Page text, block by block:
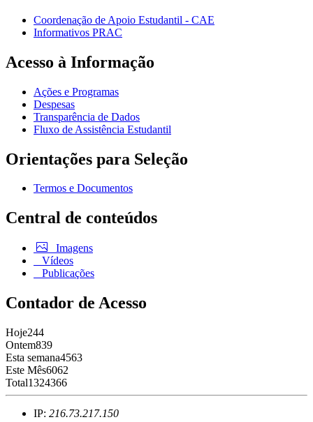
Coordenação de Apoio Estudantil - CAE
Informativos PRAC
Acesso à Informação
Ações e Programas
Despesas
Transparência de Dados
Fluxo de Assistência Estudantil
Orientações para Seleção
Termos e Documentos
Central de conteúdos
Imagens
Vídeos
Publicações
Contador de Acesso
Hoje244
Ontem839
Esta semana4563
Este Mês6062
Total1324366
IP: 216.73.217.150